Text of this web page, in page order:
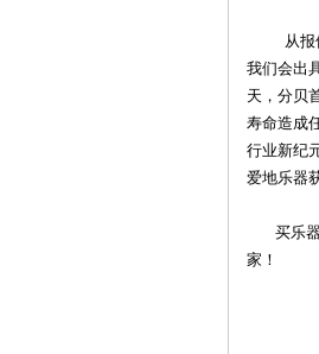
从报修-
我们会出
天，分贝
寿命造成
行业新纪
爱地乐器
买乐器&
家！